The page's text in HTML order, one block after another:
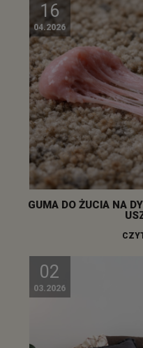
16
04.2026
GUMA DO ŻUCIA NA
02
03.2026